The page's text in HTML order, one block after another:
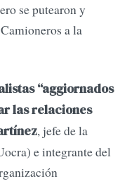
se putearon y
a la
“aggiornados
las relaciones
, jefe de la
e integrante del